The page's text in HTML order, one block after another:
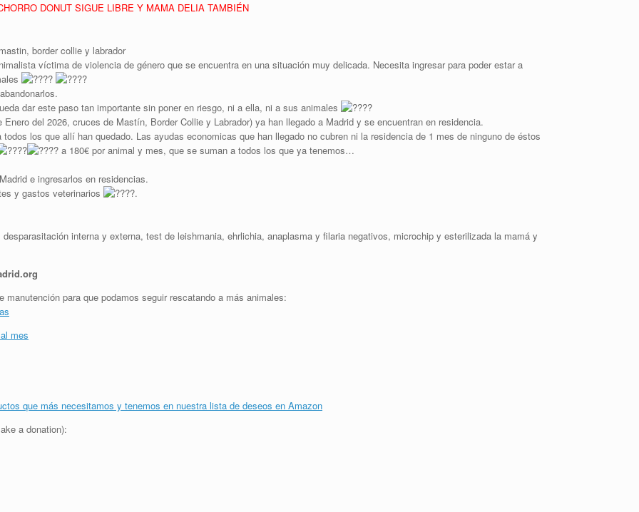
DONUT SIGUE LIBRE Y MAMA DELIA TAMBIÉN
border collie y labrador
víctima de violencia de género que se encuentra en una situación muy delicada. Necesita ingresar para poder estar a
dar este paso tan importante sin poner en riesgo, ni a ella, ni a sus animales
Enero del 2026, cruces de Mastín, Border Collie y Labrador) ya han llegado a Madrid y se encuentran en residencia.
los que allí han quedado. Las ayudas economicas que han llegado no cubren ni la residencia de 1 mes de ninguno de éstos
a 180€ por animal y mes, que se suman a todos los que ya tenemos…
e ingresarlos en residencias.
y gastos veterinarios
.
interna y externa, test de leishmania, ehrlichia, anaplasma y filaria negativos, microchip y esterilizada la mamá y
para que podamos seguir rescatando a más animales:
mes
que más necesitamos y tenemos en nuestra lista de deseos en Amazon
a donation):